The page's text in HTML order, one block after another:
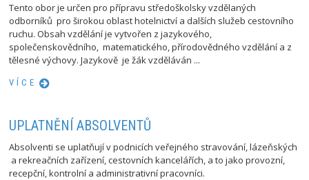
Tento obor je určen pro přípravu středoškolsky vzdělaných
odborníků pro širokou oblast hotelnictví a dalších služeb cestovního
ruchu. Obsah vzdělání je vytvořen z jazykového,
společenskovědního, matematického, přírodovědného vzdělání a z
tělesné výchovy. Jazykově je žák vzděláván ...
VÍCE
UPLATNĚNÍ ABSOLVENTŮ
Absolventi se uplatňují v podnicích veřejného stravování, lázeňských
a rekreačních zařízení, cestovních kancelářích, a to jako provozní,
recepční, kontrolní a administrativní pracovníci.